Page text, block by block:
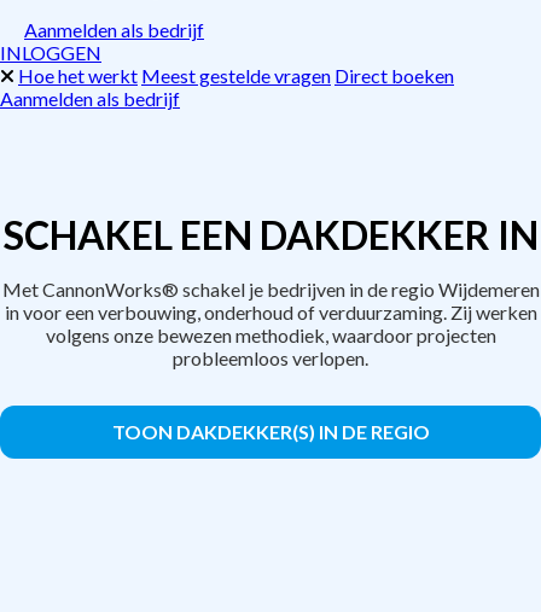
Aanmelden als bedrijf
INLOGGEN
Hoe het werkt Meest gestelde vragen Direct boeken
Aanmelden als bedrijf
SCHAKEL EEN DAKDEKKER IN
Met CannonWorks® schakel je bedrijven in de regio Wijdemeren
in voor een verbouwing, onderhoud of verduurzaming. Zij werken
volgens onze bewezen methodiek, waardoor projecten
probleemloos verlopen.
TOON DAKDEKKER(S) IN DE REGIO